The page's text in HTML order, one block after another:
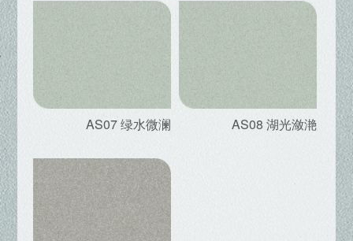
AS07 绿水微澜 AS08 湖光潋滟